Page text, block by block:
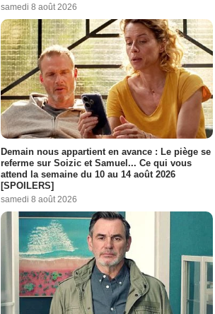
samedi 8 août 2026
Demain nous appartient en avance : Le piège se
referme sur Soizic et Samuel... Ce qui vous
attend la semaine du 10 au 14 août 2026
[SPOILERS]
samedi 8 août 2026